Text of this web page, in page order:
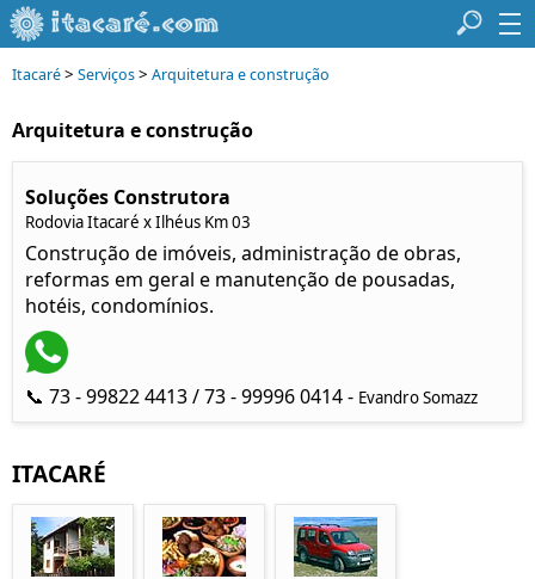
Itacaré> Serviços> Arquitetura e construção
Arquitetura e construção
Soluções Construtora
Rodovia Itacaré x Ilhéus Km 03
Construção de imóveis, administração de obras,
reformas em geral e manutenção de pousadas,
hotéis, condomínios.
📞 73 - 99822 4413 / 73 - 99996 0414 - Evandro Somazz
ITACARÉ